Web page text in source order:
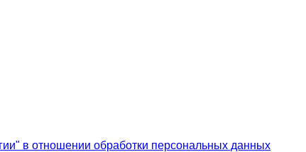
в отношении обработки персональных данных